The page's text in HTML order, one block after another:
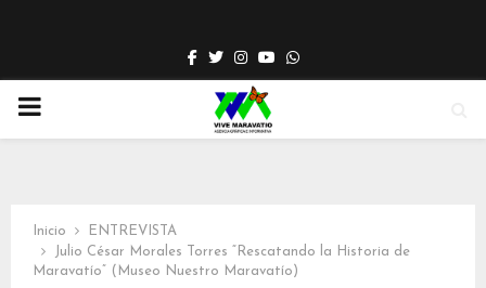
Facebook
TwitterInstagram
YoutubeWhatsapp
PRIMARY
Inicio
ENTREVISTA
Julio César Morales Torres “Rescatando la Historia de
Maravatío” (Museo Nuestro Maravatío)